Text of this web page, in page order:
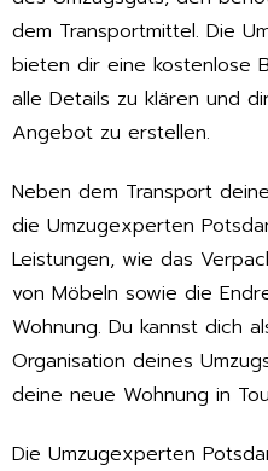
dem Transportmittel. Die
bieten dir eine kostenlose
alle Details zu klären und
Angebot zu erstellen.
Neben dem Transport
die Umzugexperten
Leistungen, wie das
von Möbeln sowie die
Wohnung. Du kannst dich
Organisation deines
deine neue Wohnung in
Die Umzugexperten